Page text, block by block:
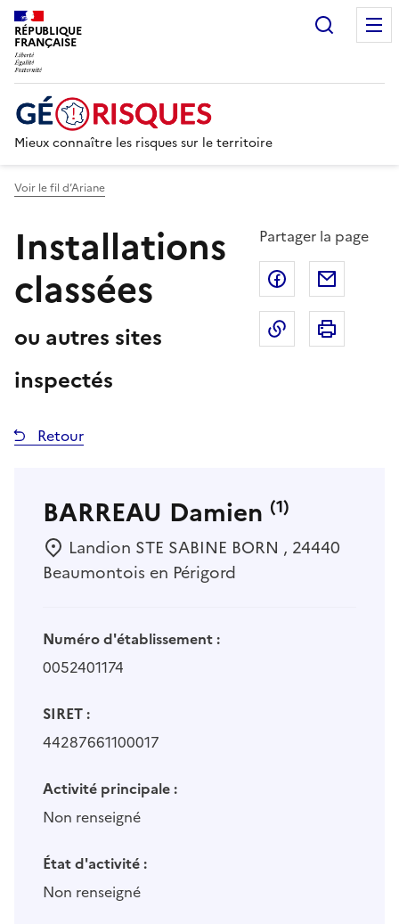
RÉPUBLIQUE
FRANÇAISE
Mieux connaître les risques sur le territoire
Voir le fil d’Ariane
Installations
classées
ou autres sites
inspectés
Partager la page
Partager sur
Copier dans
Retour
BARREAU Damien (1)
Landion STE SABINE BORN , 24440
Beaumontois en Périgord
Numéro d'établissement :
0052401174
SIRET :
44287661100017
Activité principale :
Non renseigné
État d'activité :
Non renseigné